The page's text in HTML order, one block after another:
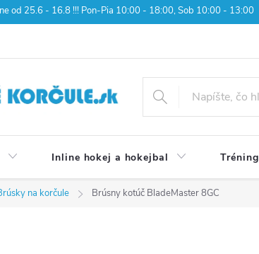
od 25.6 - 16.8 !!! Pon-Pia 10:00 - 18:00, Sob 10:00 - 13:00
Inline hokej a hokejbal Tréning
na korčule Brúsny kotúč BladeMaster 8GC